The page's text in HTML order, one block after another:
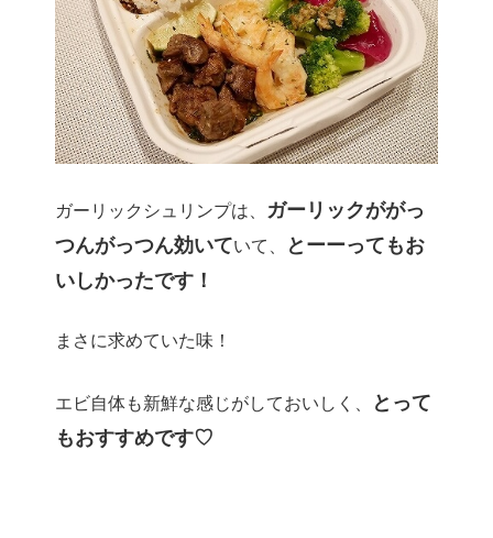
ガーリックシュリンプは、
ガーリックががっ
つんがっつん効いていて、
とーーってもお
いしかったです！
まさに求めていた味！
エビ自体も新鮮な感じがしておいしく、
とって
もおすすめです♡